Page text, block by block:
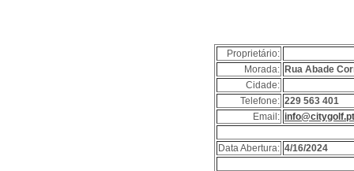
Proprietário:
Morada: Rua Abade
Cidade:
Telefone: 229 563 401
Email:
Data Abertura: 4/16/2024